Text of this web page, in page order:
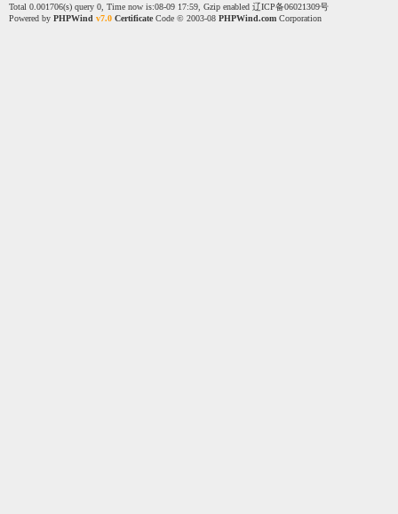
Total 0.001706(s) query 0, Time now is:08-09 17:59, Gzip enabled 辽ICP备06021309号
Powered by PHPWind v7.0 CertificateCode © 2003-08 PHPWind.comCorporation